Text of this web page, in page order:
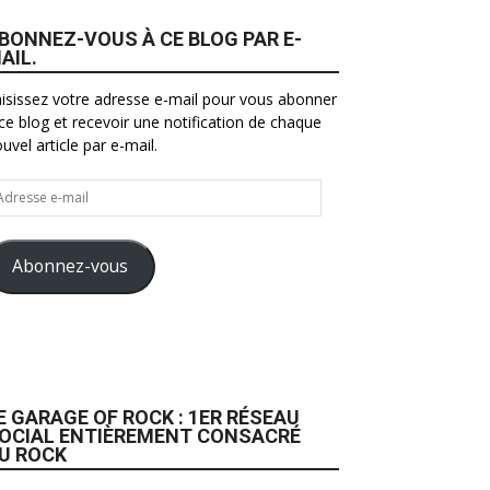
VOUS À CE BLOG PAR E-
votre adresse e-mail pour vous abonner
blog et recevoir une notification de chaque
article par e-mail.
Abonnez-vous
GARAGE OF ROCK : 1ER RÉSEAU
ENTIÈREMENT CONSACRÉ
ROCK